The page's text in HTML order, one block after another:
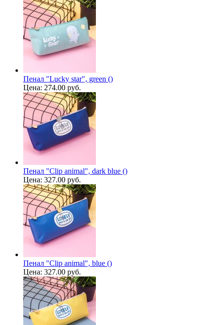
Пенал "Lucky star", green ()
Цена: 274.00 руб.
Пенал "Clip animal", dark blue ()
Цена: 327.00 руб.
Пенал "Clip animal", blue ()
Цена: 327.00 руб.